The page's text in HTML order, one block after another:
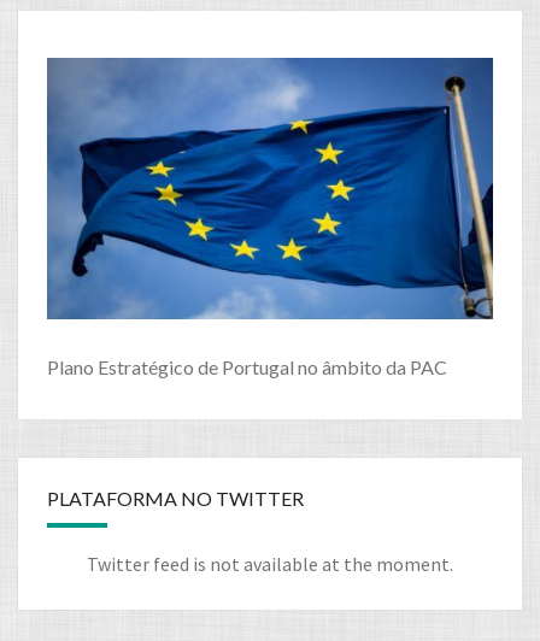
Plano Estratégico de Portugal no âmbito da PAC
PLATAFORMA NO TWITTER
Twitter feed is not available at the moment.